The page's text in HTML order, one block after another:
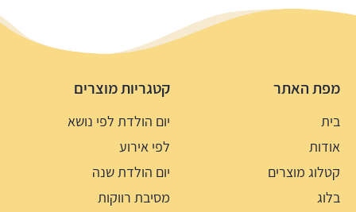
מפת האתר
בית
אודות
קטלוג מוצרים
בלוג
קטגריות מוצרים
יום הולדת לפי נושא
לפי אירוע
יום הולדת שנה
מסיבת רווקות